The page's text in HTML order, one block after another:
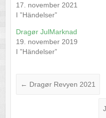
17. november 2021
I ”Händelser”
Dragør JulMarknad
19. november 2019
I ”Händelser”
← Dragør Revyen 2021